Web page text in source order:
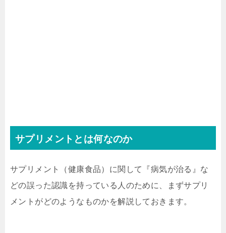
サプリメントとは何なのか
サプリメント（健康食品）に関して『病気が治る』な
どの誤った認識を持っている人のために、まずサプリ
メントがどのようなものかを解説しておきます。